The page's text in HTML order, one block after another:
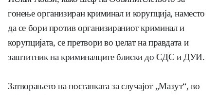
гонење организиран криминал и корупција, наместо
да се бори против организираниот криминал и
корупцијата, се претвори во џелат на правдата и
заштитник на криминалците блиски до СДС и ДУИ.
Затворањето на постапката за случајот „Мазут“, во